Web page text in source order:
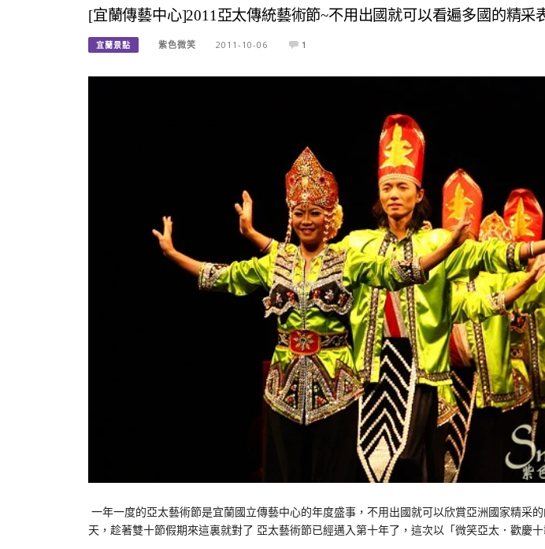
[宜蘭傳藝中心]2011亞太傳統藝術節~不用出國就可以看遍多國的精采
宜蘭景點 紫色微笑 2011-10-06 1
一年一度的亞太藝術節是宜蘭國立傳藝中心的年度盛事，不用出國就可以欣賞亞洲國家精采
天，趁著雙十節假期來這裏就對了 亞太藝術節已經邁入第十年了，這次以「微笑亞太．歡慶